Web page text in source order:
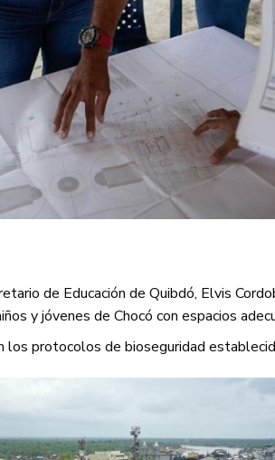
de Educación de Quibdó, Elvis
y jóvenes de Chocó con espacios
los protocolos de bioseguridad